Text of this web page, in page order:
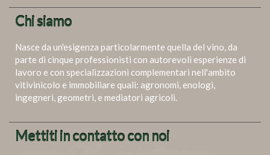
Chi siamo
Nasce da un'esigenza particolarmente quella del vino, da
parte di cinque professionisti con autorevoli esperienze di
lavoro e con specializzazioni complementari nell'ambito
vitivinicolo e immobiliare quali: agronomi, enologi,
ingegneri, geometri, e mediatori agricoli.
Mettiti in contatto con noi